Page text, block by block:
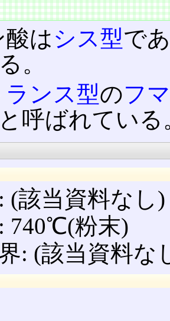
はシス型で
。
ランス型のフ
呼ばれている
(該当資料なし)
740℃(粉末)
: (該当資料な